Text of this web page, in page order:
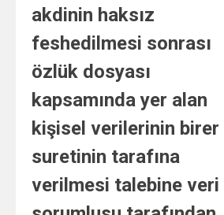
akdinin haksız
feshedilmesi sonrası
özlük dosyası
kapsamında yer alan
kişisel verilerinin birer
suretinin tarafına
verilmesi talebine veri